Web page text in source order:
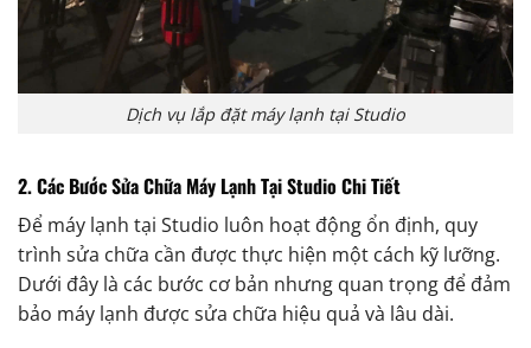
Dịch vụ lắp đặt máy lạnh tại Studio
2. Các Bước Sửa Chữa Máy Lạnh Tại Studio Chi Tiết
Để máy lạnh tại Studio luôn hoạt động ổn định, quy
trình sửa chữa cần được thực hiện một cách kỹ lưỡng.
Dưới đây là các bước cơ bản nhưng quan trọng để đảm
bảo máy lạnh được sửa chữa hiệu quả và lâu dài.